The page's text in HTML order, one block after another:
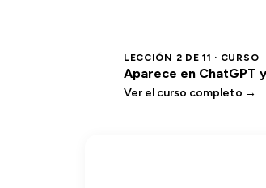
LECCIÓN 2 DE 11 · CURSO
Aparece en ChatGPT
Ver el curso completo →